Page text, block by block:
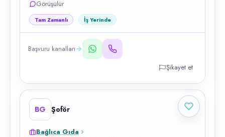
Görüşülür
Tam Zamanlı İş Yerinde
Başvuru kanalları
Şikayet et
BG Şoför
Bağlıca Gıda